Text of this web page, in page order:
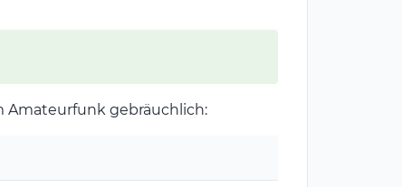
Amateurfunk gebräuchlich: